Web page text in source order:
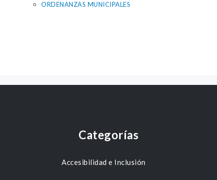
ORDENANZAS MUNICIPALES
Categorías
Accesibilidad e Inclusión